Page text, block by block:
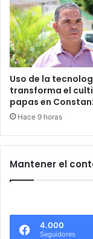
Uso de la
transforma el
papas en
Hace 9 horas
Mantener el
4.000
Seguidores